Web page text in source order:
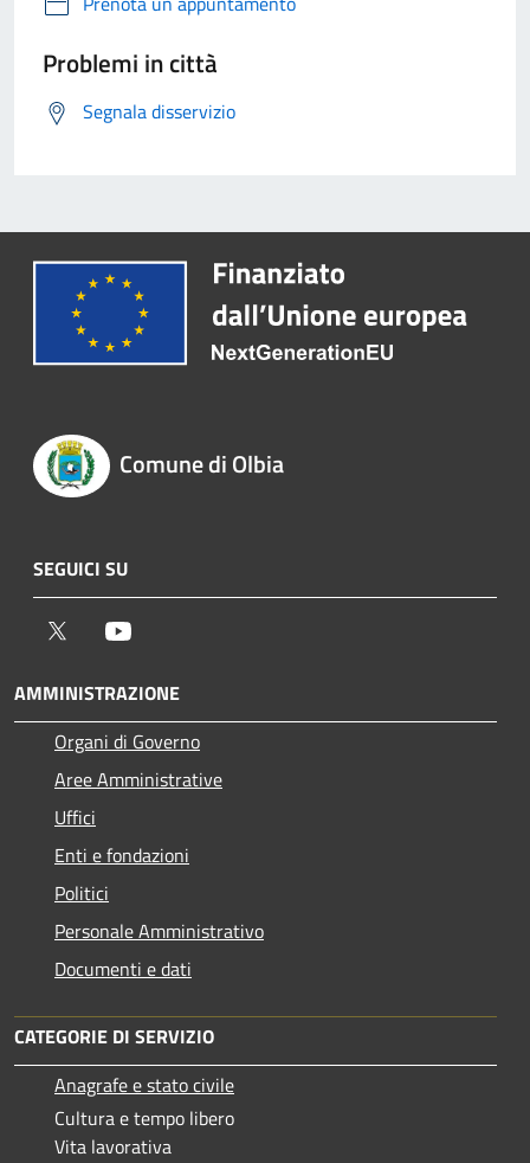
Problemi in città
Segnala disservizio
Comune di Olbia
SEGUICI SU
Twitter
AMMINISTRAZIONE
Organi di Governo
Aree Amministrative
Uffici
Enti e fondazioni
Politici
Personale Amministrativo
Documenti e dati
CATEGORIE DI SERVIZIO
Anagrafe e stato civile
Cultura e tempo libero
Vita lavorativa